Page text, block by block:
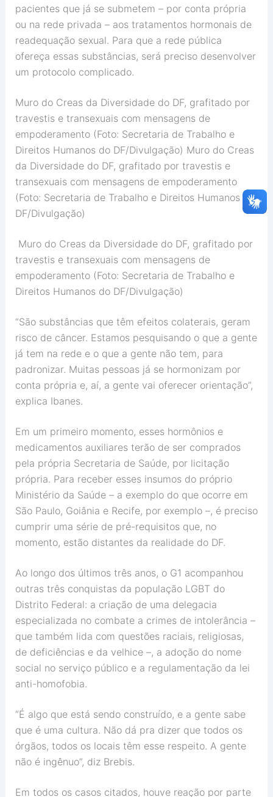
pacientes que já se submetem – por conta própria
ou na rede privada – aos tratamentos hormonais de
readequação sexual. Para que a rede pública
ofereça essas substâncias, será preciso desenvolver
um protocolo complicado.
Muro do Creas da Diversidade do DF, grafitado por
travestis e transexuais com mensagens de
empoderamento (Foto: Secretaria de Trabalho e
Direitos Humanos do DF/Divulgação) Muro do Creas
da Diversidade do DF, grafitado por travestis e
transexuais com mensagens de empoderamento
(Foto: Secretaria de Trabalho e Direitos Humanos do
DF/Divulgação)
Muro do Creas da Diversidade do DF, grafitado por
travestis e transexuais com mensagens de
empoderamento (Foto: Secretaria de Trabalho e
Direitos Humanos do DF/Divulgação)
“São substâncias que têm efeitos colaterais, geram
risco de câncer. Estamos pesquisando o que a gente
já tem na rede e o que a gente não tem, para
padronizar. Muitas pessoas já se hormonizam por
conta própria e, aí, a gente vai oferecer orientação”,
explica Ibanes.
Em um primeiro momento, esses hormônios e
medicamentos auxiliares terão de ser comprados
pela própria Secretaria de Saúde, por licitação
própria. Para receber esses insumos do próprio
Ministério da Saúde – a exemplo do que ocorre em
São Paulo, Goiânia e Recife, por exemplo –, é preciso
cumprir uma série de pré-requisitos que, no
momento, estão distantes da realidade do DF.
Ao longo dos últimos três anos, o G1 acompanhou
outras três conquistas da população LGBT do
Distrito Federal: a criação de uma delegacia
especializada no combate a crimes de intolerância –
que também lida com questões raciais, religiosas,
de deficiências e da velhice –, a adoção do nome
social no serviço público e a regulamentação da lei
anti-homofobia.
“É algo que está sendo construído, e a gente sabe
que é uma cultura. Não dá pra dizer que todos os
órgãos, todos os locais têm esse respeito. A gente
não é ingênuo”, diz Brebis.
Em todos os casos citados, houve reação por parte